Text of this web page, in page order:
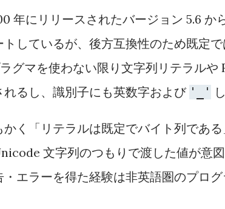
年にリリースされたバージョン 5.6 か
しているが、後方互換性のため既定
グマを使わない限り文字列リテラルや
れるし、識別子にも英数字および '_'
かく「リテラルは既定でバイト列であ
文字列のつもりで渡した値が意
・エラーを得た経験は非英語圏のプロ